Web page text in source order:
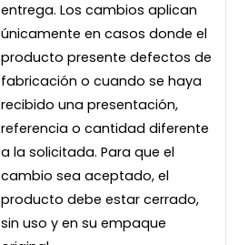
entrega. Los cambios aplican
únicamente en casos donde el
producto presente defectos de
fabricación o cuando se haya
recibido una presentación,
referencia o cantidad diferente
a la solicitada. Para que el
cambio sea aceptado, el
producto debe estar cerrado,
sin uso y en su empaque